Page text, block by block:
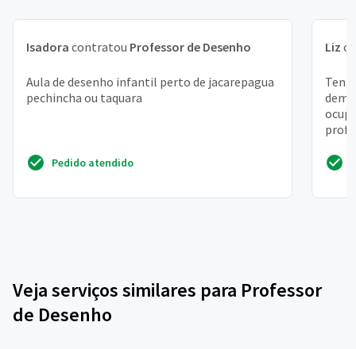
Isadora contratou Professor de Desenho
Aula de desenho infantil perto de jacarepagua
pechincha ou taquara
Pedido atendido
Liz
Veja serviços similares para Professor
de Desenho